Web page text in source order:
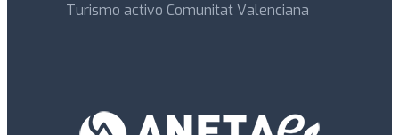
Turismo activo Comunitat Valenciana